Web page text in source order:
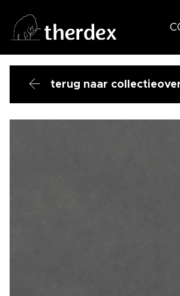
terug naar